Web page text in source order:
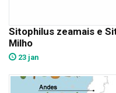
Sitophilus zeamais e
Milho
23 jan